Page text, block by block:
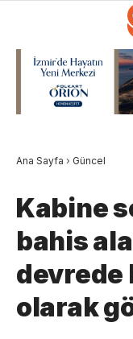
Ana Sayfa › Güncel
Kabine
bahis
devrede
olarak